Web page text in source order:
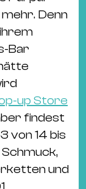
Denn
Bar
up Store
findest
von 14 bis
Schmuck,
und